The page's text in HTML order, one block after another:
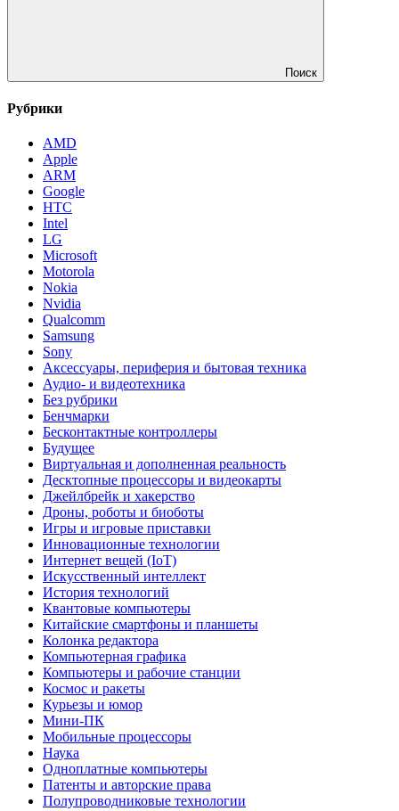
Поиск
Рубрики
AMD
Apple
ARM
Google
HTC
Intel
LG
Microsoft
Motorola
Nokia
Nvidia
Qualcomm
Samsung
Sony
Аксессуары, периферия и бытовая техника
Аудио- и видеотехника
Без рубрики
Бенчмарки
Бесконтактные контроллеры
Будущее
Виртуальная и дополненная реальность
Десктопные процессоры и видеокарты
Джейлбрейк и хакерство
Дроны, роботы и биоботы
Игры и игровые приставки
Инновационные технологии
Интернет вещей (IoT)
Искусственный интеллект
История технологий
Квантовые компьютеры
Китайские смартфоны и планшеты
Колонка редактора
Компьютерная графика
Компьютеры и рабочие станции
Космос и ракеты
Курьезы и юмор
Мини-ПК
Мобильные процессоры
Наука
Одноплатные компьютеры
Патенты и авторские права
Полупроводниковые технологии